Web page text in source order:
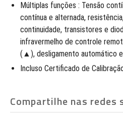
Múltiplas funções : Tensão
contínua e alternada,
continuidade, transistores e
infravermelho de controle
(▲), desligamento automático e
Incluso Certificado de
Compartilhe nas redes